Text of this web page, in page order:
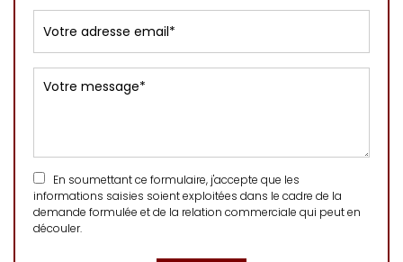
En soumettant ce formulaire, j'accepte que les
informations saisies soient exploitées dans le cadre de la
demande formulée et de la relation commerciale qui peut en
découler.